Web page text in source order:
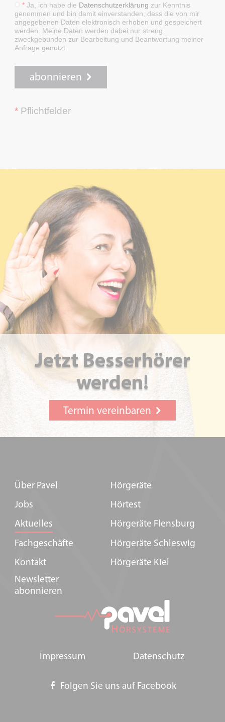
* Ja, ich habe die Datenschutzerklärung zur Kenntnis
genommen und bin damit einverstanden, dass die von mir
angegebenen Daten elektronisch erhoben und gespeichert
werden. Meine Daten werden dabei nur streng
zweckgebunden zur Bearbeitung und Beantwortung meiner
Anfrage genutzt.
abonnieren
* Pflichtfelder
Jetzt Besserhörer
werden!
Termin vereinbaren
Über Pavel
Jobs
Aktuelles
Fachgeschäfte
Kontakt
Newsletter
abonnieren
Hörgeräte
Hörtest
Hörgeräte Flensburg
Hörgeräte Schleswig
Hörgeräte Kiel
Impressum Datenschutz
Folgen Sie uns auf Facebook